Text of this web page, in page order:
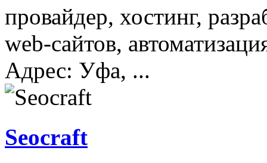
провайдер, хостинг,
web-сайтов,
Адрес: Уфа, ...
Seocraft